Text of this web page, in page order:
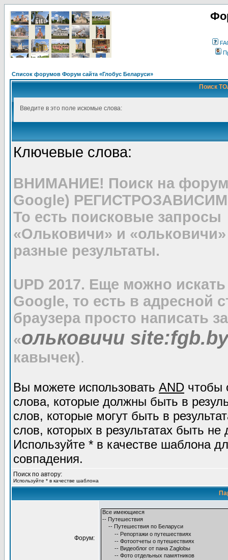
Список форумов Форум сайта «Глобус Беларуси»
Поиск
Введите в это поле искомые слова:
Ключевые слова:
ВНИМАНИЕ! Поиск на
Google)
То есть поисковые запросы
«Ольковичи» и «ольковичи»
разные результаты.
UPD 2017. Еще можно искать
Google, то есть в адресной
браузера просто написать
«ольковичи site:fgb.by
кавычек).
Вы можете использовать AND чтобы
слова, которые должны быть в
слов, которые могут быть в
слов, которых в результатах быть не
Используйте * в качестве шаблона
совпадения.
Поиск по автору:
Используйте * в качестве шаблона
Форум: